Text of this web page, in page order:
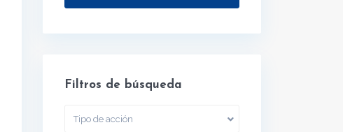
Filtros de búsqueda
Tipo de acción